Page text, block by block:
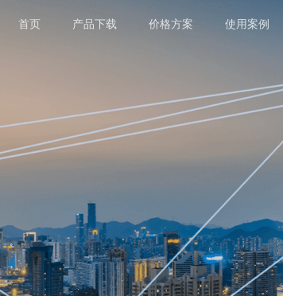
首页 产品下载 价格方案 使用案例